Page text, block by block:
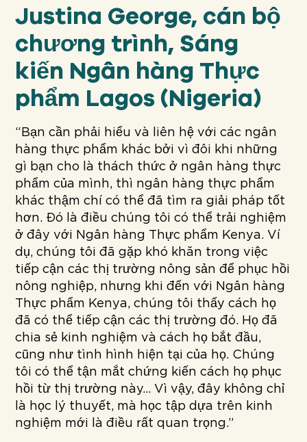
Justina George, cán bộ
chương trình, Sáng
kiến Ngân hàng Thực
phẩm Lagos (Nigeria)
“Bạn cần phải hiểu và liên hệ với các ngân
hàng thực phẩm khác bởi vì đôi khi những
gì bạn cho là thách thức ở ngân hàng thực
phẩm của mình, thì ngân hàng thực phẩm
khác thậm chí có thể đã tìm ra giải pháp tốt
hơn. Đó là điều chúng tôi có thể trải nghiệm
ở đây với Ngân hàng Thực phẩm Kenya. Ví
dụ, chúng tôi đã gặp khó khăn trong việc
tiếp cận các thị trường nông sản để phục hồi
nông nghiệp, nhưng khi đến với Ngân hàng
Thực phẩm Kenya, chúng tôi thấy cách họ
đã có thể tiếp cận các thị trường đó. Họ đã
chia sẻ kinh nghiệm và cách họ bắt đầu,
cũng như tình hình hiện tại của họ. Chúng
tôi có thể tận mắt chứng kiến cách họ phục
hồi từ thị trường này… Vì vậy, đây không chỉ
là học lý thuyết, mà học tập dựa trên kinh
nghiệm mới là điều rất quan trọng.”